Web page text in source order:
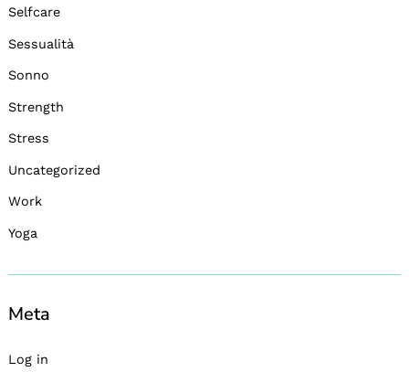
Selfcare
Sessualità
Sonno
Strength
Stress
Uncategorized
Work
Yoga
Meta
Log in